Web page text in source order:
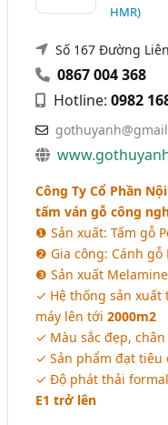
HMR)
Số 167 Đường
0867 004 368
Hotline:0982
Công Ty Cổ Phần
tấm ván gỗ công
❶ Sản xuất: Tấm gỗ
❷ Gia công: Cánh gỗ
❸ Sản xuất
✓ Hệ thống sản xuất
máy lên tới2000m2
✓ Màu sắc đẹp,
✓ Sản phẩm đạt
✓ Độ phát thải
E1 trở lên